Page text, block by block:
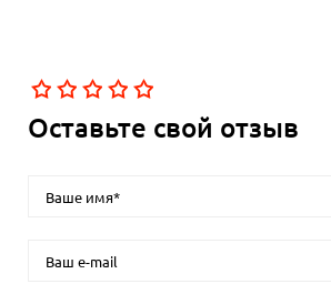
Оставьте свой отзыв